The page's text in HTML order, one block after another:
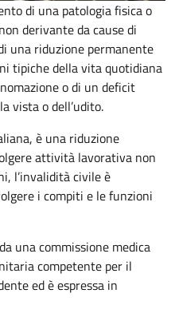
di una patologia fisica o
derivante da cause di
una riduzione permanente
tipiche della vita quotidiana
o di un deficit
vista o dell’udito.
è una riduzione
attività lavorativa non
l’invalidità civile è
i compiti e le funzioni
una commissione medica
competente per il
ed è espressa in